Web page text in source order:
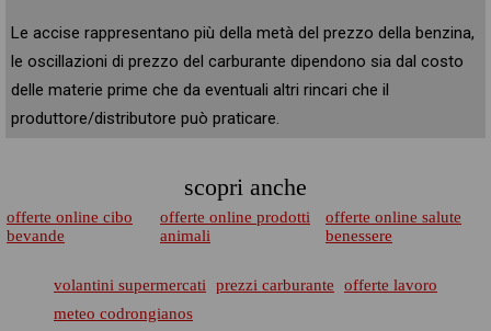
Le accise rappresentano più della metà del prezzo della benzina,
le oscillazioni di prezzo del carburante dipendono sia dal costo
delle materie prime che da eventuali altri rincari che il
produttore/distributore può praticare.
scopri anche
offerte online cibo
bevande
offerte online prodotti
animali
offerte online salute
benessere
volantini supermercati prezzi carburante
offerte lavoro
meteo codrongianos